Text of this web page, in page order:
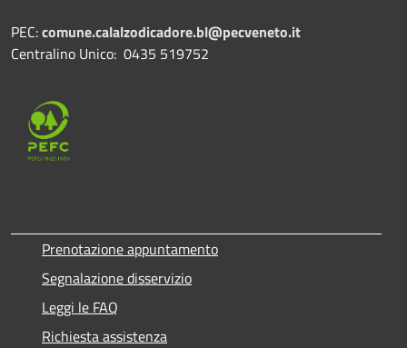
PEC:comune.calalzodicadore.bl@pecveneto.it
Centralino Unico: 0435 519752
Prenotazione appuntamento
Segnalazione disservizio
Leggi le FAQ
Richiesta assistenza